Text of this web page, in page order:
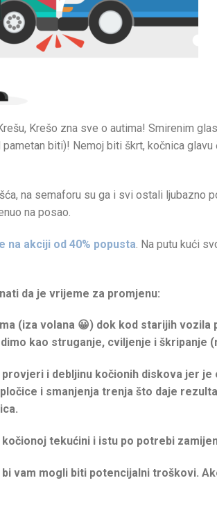
Krešo zna sve o autima! Smirenim
biti)! Nemoj biti škrt, kočnica glavu
na semaforu su ga i svi ostali ljubazno
na posao.
na akciji od 40% popusta . Na putu kući
da je vrijeme za promjenu:
(iza volana 😀) dok kod starijih
kao struganje, cviljenje i škripanje
i debljinu kočionih diskova jer je
i smanjenja trenja što daje
tekućini i istu po potrebi
vam mogli biti potencijalni troškovi.